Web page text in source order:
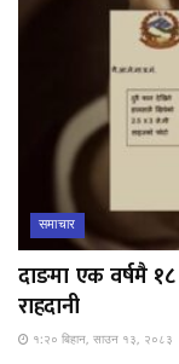
समाचार
दाङमा एक वर्षमै
राहदानी
१:२० बिहान, साउन १३, २०८३